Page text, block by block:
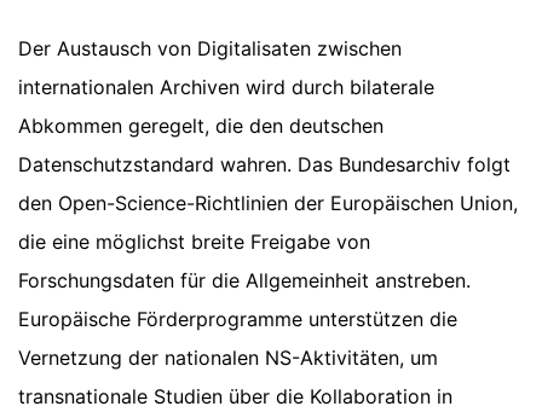
Der Austausch von Digitalisaten zwischen
internationalen Archiven wird durch bilaterale
Abkommen geregelt, die den deutschen
Datenschutzstandard wahren. Das Bundesarchiv folgt
den Open-Science-Richtlinien der Europäischen Union,
die eine möglichst breite Freigabe von
Forschungsdaten für die Allgemeinheit anstreben.
Europäische Förderprogramme unterstützen die
Vernetzung der nationalen NS-Aktivitäten, um
transnationale Studien über die Kollaboration in